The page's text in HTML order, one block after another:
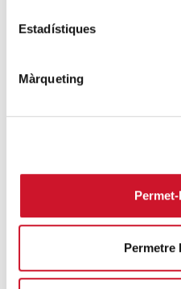
Estadístiques
Màrqueting
Permetre
Entitats impulsores
el sensellarisme
SEGUEIX LLEGINT
Càritas expressa la
la situació a Ceuta i
protecció de la
Càritas Barcelona